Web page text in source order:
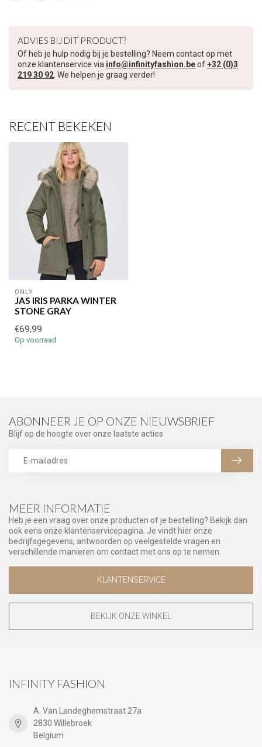
ADVIES BIJ DIT PRODUCT?
Of heb je hulp nodig bij je bestelling? Neem contact op met
onze klantenservice via info@infinityfashion.beof+32 (0)3
219 30 92. We helpen je graag verder!
RECENT BEKEKEN
ONLY
JAS IRIS PARKA WINTER
STONE GRAY
€69,99
Op voorraad
MEER INFORMATIE
Heb je een vraag over onze producten of je bestelling? Bekijk dan
ook eens onze klantenservicepagina. Je vindt hier onze
bedrijfsgegevens, antwoorden op veelgestelde vragen en
verschillende manieren om contact met ons op te nemen.
KLANTENSERVICE
BEKIJK ONZE WINKEL
ABONNEER JE OP ONZE NIEUWSBRIEF
Blijf op de hoogte over onze laatste acties
INFINITY FASHION
A. Van Landeghemstraat 27a
2830 Willebroek
Belgium
€5,00 korting op je volgende bestelling
Schrijf je in voor onze nieuwsbrief om op de hoogte te blijven
over onze nieuwe collectie, en ontvang
volgende aankoop! 😀
Je korting is geldig bij een minimale bestelwaarde van €45,00